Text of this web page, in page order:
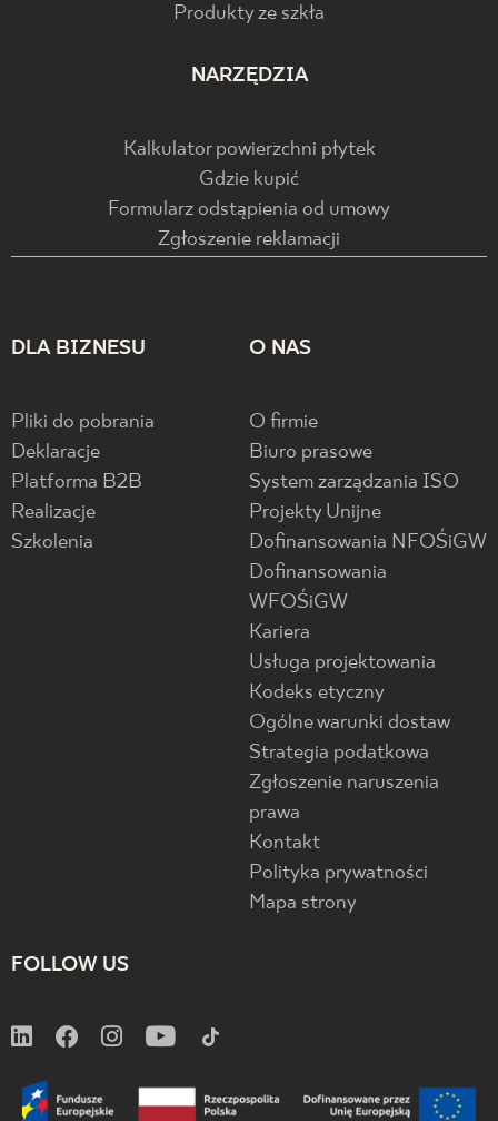
Produkty ze szkła
NARZĘDZIA
Kalkulator powierzchni płytek
Gdzie kupić
Formularz odstąpienia od umowy
Zgłoszenie reklamacji
DLA BIZNESU
Pliki do pobrania
Deklaracje
Platforma B2B
Realizacje
Szkolenia
O NAS
O firmie
Biuro prasowe
System zarządzania ISO
Projekty Unijne
Dofinansowania NFOŚiGW
Dofinansowania
WFOŚiGW
Kariera
Usługa projektowania
Kodeks etyczny
Ogólne warunki dostaw
Strategia podatkowa
Zgłoszenie naruszenia
prawa
Kontakt
Polityka prywatności
Mapa strony
FOLLOW US